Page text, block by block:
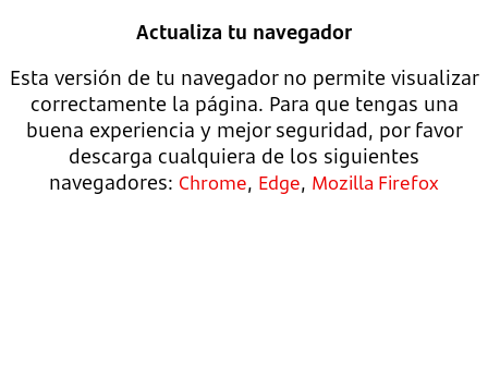
Actualiza tu navegador
Esta versión de tu navegador no permite visualizar
correctamente la página. Para que tengas una
buena experiencia y mejor seguridad, por favor
descarga cualquiera de los siguientes
navegadores: Chrome, Edge, Mozilla Firefox